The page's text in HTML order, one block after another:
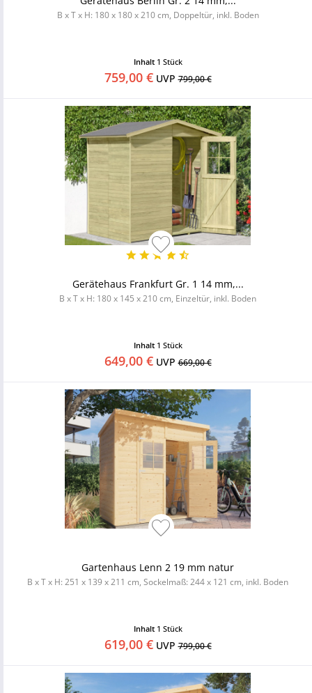
B x T x H: 180 x 180 x 210 cm, Doppeltür, inkl. Boden
Inhalt 1 Stück
759,00 €UVP799,00 €
Gerätehaus Frankfurt Gr. 1 14 mm,...
B x T x H: 180 x 145 x 210 cm, Einzeltür, inkl. Boden
Inhalt 1 Stück
649,00 €UVP669,00 €
Gartenhaus Lenn 2 19 mm natur
B x T x H: 251 x 139 x 211 cm, Sockelmaß: 244 x 121 cm, inkl. Boden
Inhalt 1 Stück
619,00 €UVP799,00 €